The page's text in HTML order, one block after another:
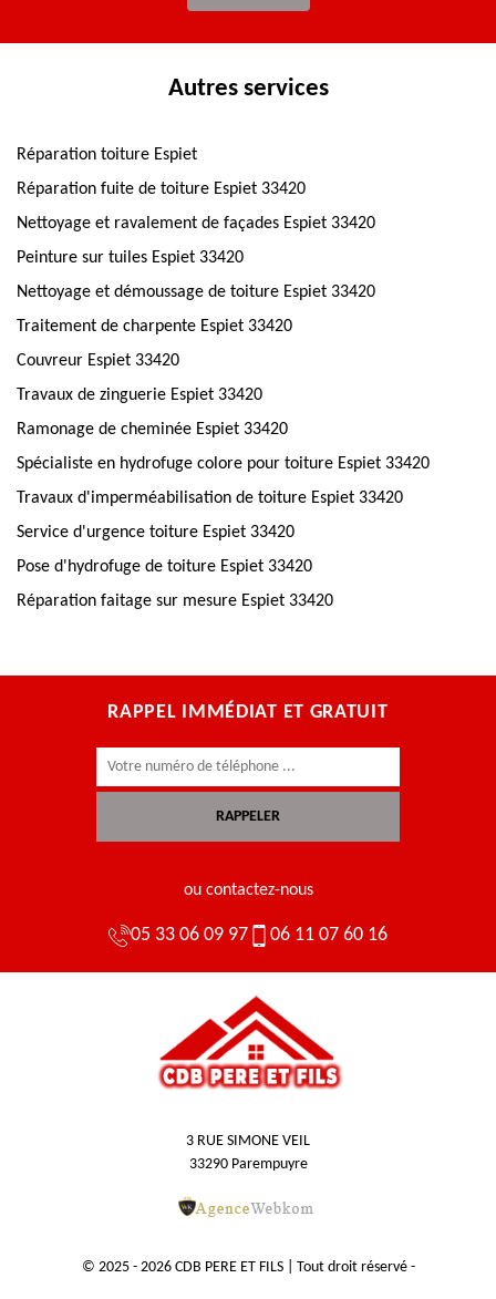
Autres services
Réparation toiture Espiet
Réparation fuite de toiture Espiet 33420
Nettoyage et ravalement de façades Espiet 33420
Peinture sur tuiles Espiet 33420
Nettoyage et démoussage de toiture Espiet 33420
Traitement de charpente Espiet 33420
Couvreur Espiet 33420
Travaux de zinguerie Espiet 33420
Ramonage de cheminée Espiet 33420
Spécialiste en hydrofuge colore pour toiture Espiet 33420
Travaux d'imperméabilisation de toiture Espiet 33420
Service d'urgence toiture Espiet 33420
Pose d'hydrofuge de toiture Espiet 33420
Réparation faitage sur mesure Espiet 33420
RAPPEL IMMÉDIAT ET GRATUIT
ou contactez-nous
05 33 06 09 97 06 11 07 60 16
3 RUE SIMONE VEIL
33290 Parempuyre
© 2025 - 2026 CDB PERE ET FILS | Tout droit réservé -